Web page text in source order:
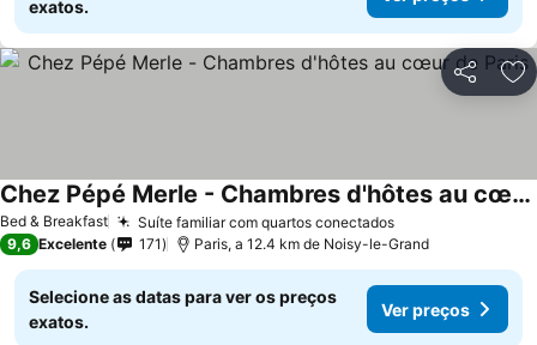
exatos.
Partilhar
Bed & Breakfast Suíte familiar com quartos conectadosVer preços
Chez Pépé Merle - Chambres d'hôtes au cœur de Paris
Ver preços
9,6 Excelente 171 Paris, a 12.4 km de Noisy-le-Grand
Selecione as datas para ver os preços
exatos.
Ver preços